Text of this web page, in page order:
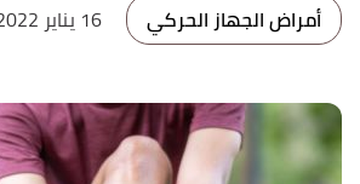
أمراض الجهاز الحركي
16 يناير 2022